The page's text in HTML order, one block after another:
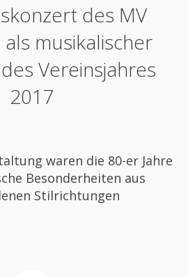
des MV
musikalischer
Vereinsjahres
2017
waren die 80-er Jahre
Besonderheiten aus
Stilrichtungen